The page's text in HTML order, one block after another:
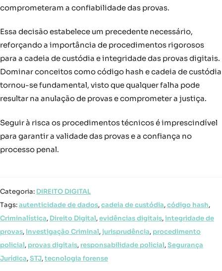
comprometeram a confiabilidade das provas.
Essa decisão estabelece um precedente necessário,
reforçando a importância de procedimentos rigorosos
para a cadeia de custódia e integridade das provas digitais.
Dominar conceitos como código hash e cadeia de custódia
tornou-se fundamental, visto que qualquer falha pode
resultar na anulação de provas e comprometer a justiça.
Seguir à risca os procedimentos técnicos é imprescindível
para garantir a validade das provas e a confiança no
processo penal.
Categoria: DIREITO DIGITAL
Tags:autenticidade de dados,cadeia de custódia,código hash,
Criminalística, Direito Digital,evidências digitais,integridade de
provas, Investigação Criminal,jurisprudência, procedimento
policial, provas digitais, responsabilidade policial,Segurança
Jurídica,STJ,tecnologia forense